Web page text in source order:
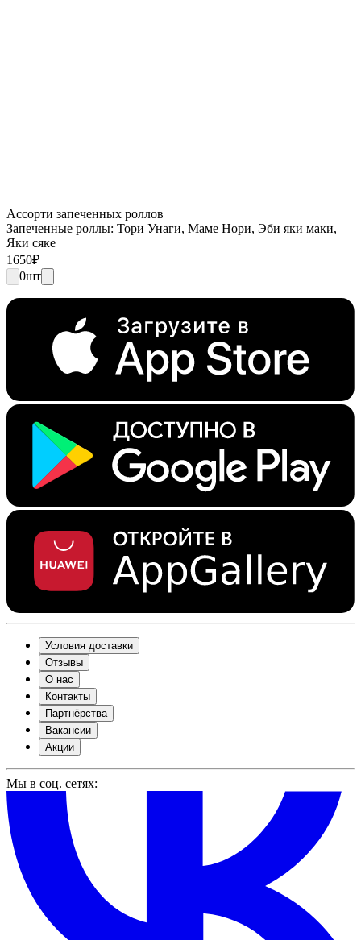
Ассорти запеченных роллов
Запеченные роллы: Тори Унаги, Маме Нори, Эби яки маки,
Яки сяке
1650₽
0шт
Условия доставки
Отзывы
О нас
Контакты
Партнёрства
Вакансии
Акции
Мы в соц. сетях: